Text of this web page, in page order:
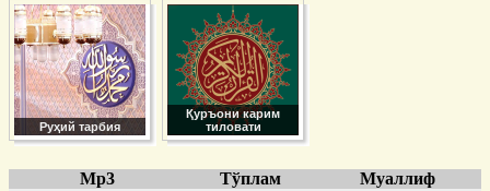
Руҳий тарбия
Қуръони карим
тиловати
Mp3 Тўплам
Муаллиф